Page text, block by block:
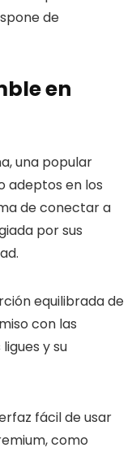
de
en
una popular
adeptos en los
de conectar a
por sus
equilibrada de
con las
y su
fácil de usar
como